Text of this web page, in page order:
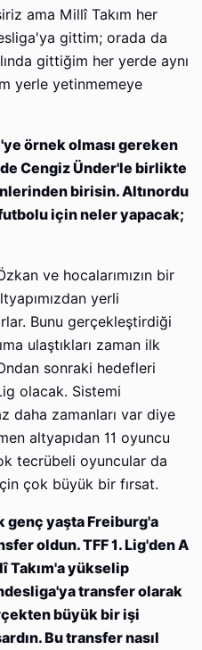
ama Millî Takım her
gittim; orada da
gittiğim her yerde aynı
yerle yetinmemeye
örnek olması gereken
Cengiz Ünder'le birlikte
birisin. Altınordu
için neler yapacak;
ve hocalarımızın bir
yerli
Bunu gerçekleştirdiği
ulaştıkları zaman ilk
sonraki hedefleri
olacak. Sistemi
daha zamanları var diye
altyapıdan 11 oyuncu
tecrübeli oyuncular da
çok büyük bir fırsat.
genç yaşta Freiburg'a
oldun. TFF 1. Lig'den A
Takım'a yükselip
transfer olarak
büyük bir işi
Bu transfer nasıl